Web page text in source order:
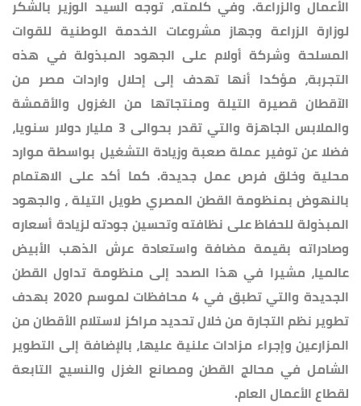
الأعمال والزراعة. وفي كلمته، توجه السيد الوزير بالشكر
لوزارة الزراعة وجهاز مشروعات الخدمة الوطنية للقوات
المسلحة وشركة أولام على الجهود المبذولة في هذه
التجربة، مؤكدا أنها تهدف إلى إحلال واردات مصر من
الآقطان قصيرة التيلة ومنتجاتها من الغزول والأقمشة
والملابس الجاهزة والتي تقدر بحوالى 3 مليار دولار سنويا،
فضلا عن توفير عملة صعبة وزيادة التشغيل بواسطة موارد
محلية وخلق فرص عمل جديدة. كما أكد على الاهتمام
بالنهوض بمنظومة القطن المصري طويل التيلة ، والجهود
المبذولة للحفاظ على نظافته وتحسين جودته لزيادة أسعاره
وصادراته بقيمة مضافة واستعادة عرش الذهب الأبيض
عالميا، مشيرا في هذا الصدد إلى منظومة تداول القطن
الجديدة والتي تطبق في 4 محافظات لموسم 2020 بهدف
تطوير نظم التجارة من خلال تحديد مراكز لاستلام الأقطان من
المزارعين وإجراء مزادات علنية عليها، بالإضافة إلى التطوير
الشامل في محالج القطن ومصانع الغزل والنسيج التابعة
لقطاع الأعمال العام.